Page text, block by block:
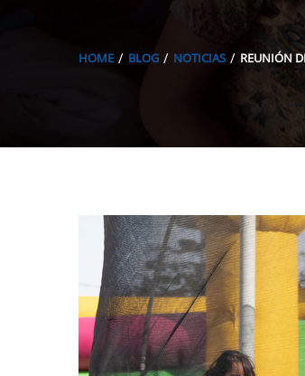
HOME BLOG NOTICIAS REUNIÓN